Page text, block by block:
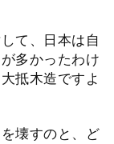
て、日本は自
多かったわけ
抵木造ですよ
壊すのと、ど